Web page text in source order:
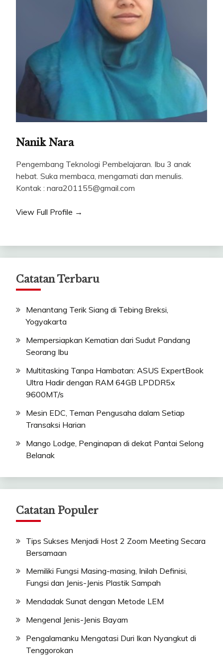
Nanik Nara
Pengembang Teknologi Pembelajaran. Ibu 3 anak
hebat. Suka membaca, mengamati dan menulis.
Kontak : nara201155@gmail.com
View Full Profile →
Catatan Terbaru
Menantang Terik Siang di Tebing Breksi,
Yogyakarta
Mempersiapkan Kematian dari Sudut Pandang
Seorang Ibu
Multitasking Tanpa Hambatan: ASUS ExpertBook
Ultra Hadir dengan RAM 64GB LPDDR5x
9600MT/s
Mesin EDC, Teman Pengusaha dalam Setiap
Transaksi Harian
Mango Lodge, Penginapan di dekat Pantai Selong
Belanak
Catatan Populer
Tips Sukses Menjadi Host 2 Zoom Meeting Secara
Bersamaan
Memiliki Fungsi Masing-masing, Inilah Definisi,
Fungsi dan Jenis-Jenis Plastik Sampah
Mendadak Sunat dengan Metode LEM
Mengenal Jenis-Jenis Bayam
Pengalamanku Mengatasi Duri Ikan Nyangkut di
Tenggorokan